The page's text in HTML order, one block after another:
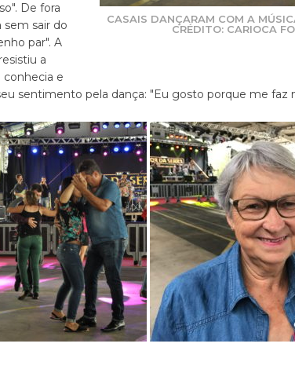
CASAIS DANÇARAM COM A
CRÉDITO: CARIOCA
De fora
sem sair do
par". A
a
conhecia e
sentimento pela dança: "Eu gosto porque me faz